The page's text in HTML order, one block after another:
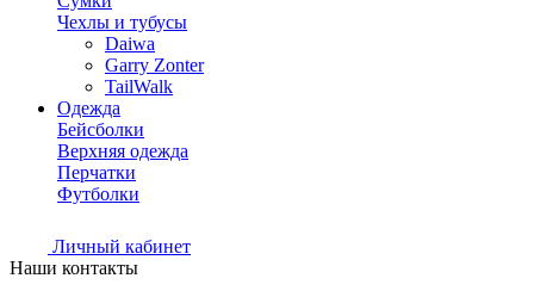
Чехлы и тубусы
Daiwa
Garry Zonter
TailWalk
Одежда
Бейсболки
Верхняя одежда
Перчатки
Футболки
Личный кабинет
Наши контакты